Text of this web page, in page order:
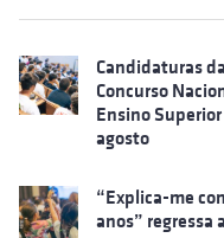
Candidaturas
Concurso
Ensino
agosto
“Explica-me
anos” regressa